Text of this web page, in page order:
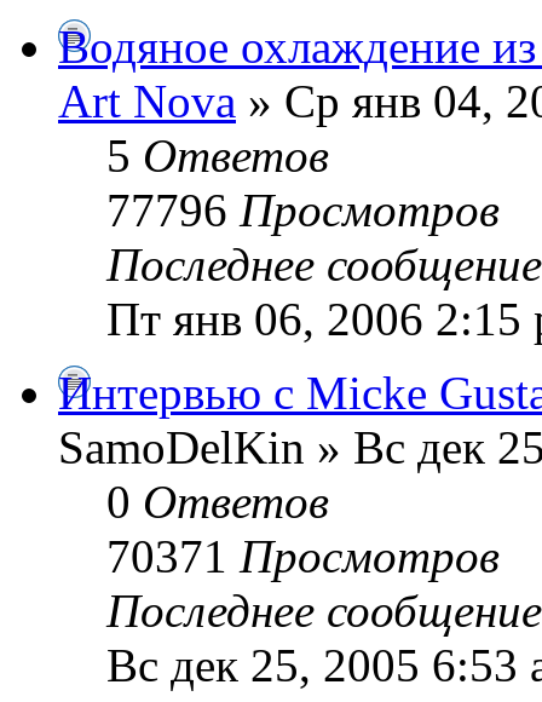
Водяное охлаждение
Art Nova » Ср янв 04,
5 Ответов
77796 Просмотров
Последнее
Пт янв 06, 2006 2:15
Интервью с Micke
SamoDelKin » Вс дек
0 Ответов
70371 Просмотров
Последнее
Вс дек 25, 2005 6:53